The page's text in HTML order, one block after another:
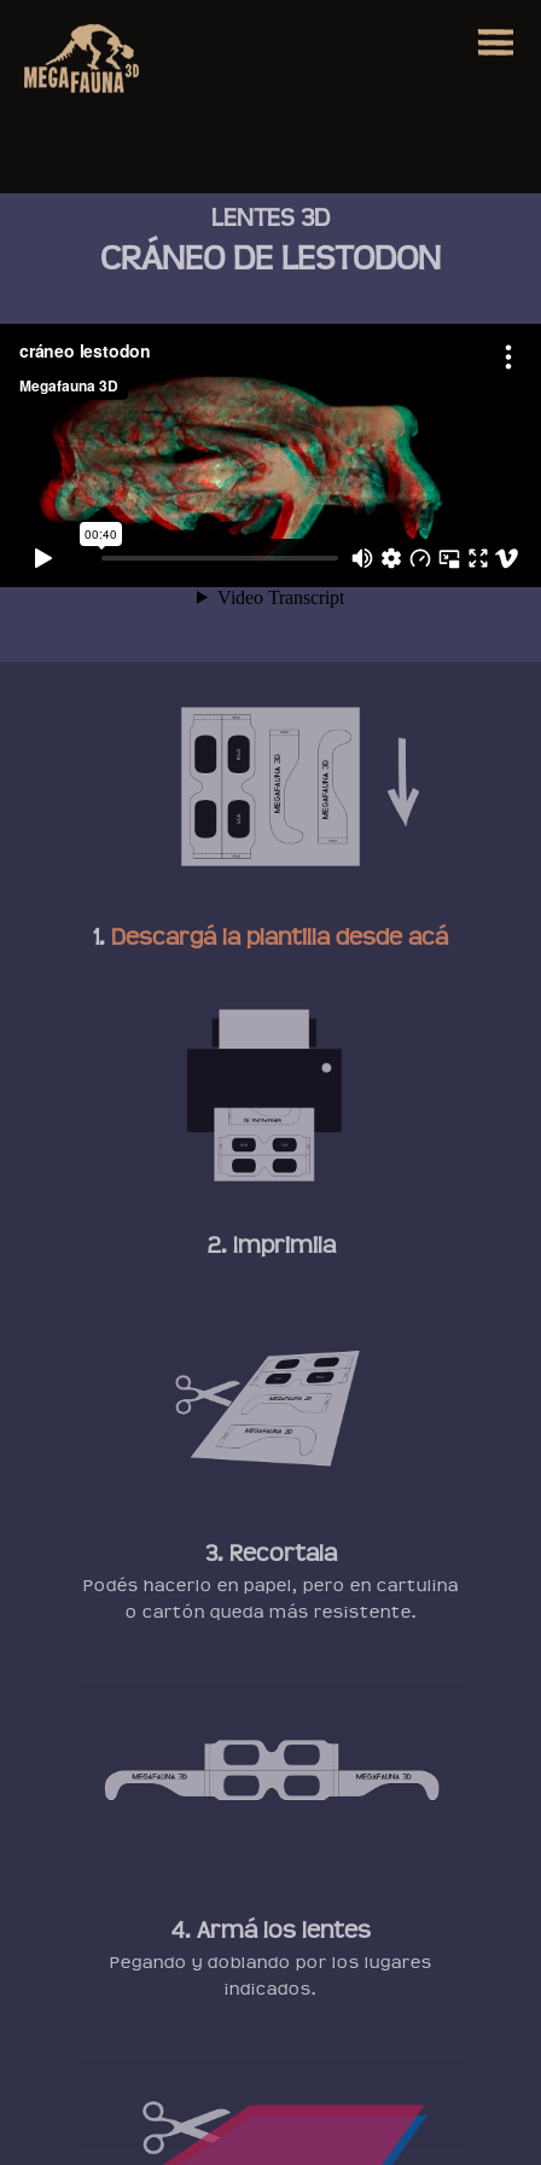
LENTES 3D
CRÁNEO DE LESTODON
1. Descargá la plantilla desde acá
2. Imprimila
3. Recortala
Podés hacerlo en papel, pero en cartulina
o cartón queda más resistente.
4. Armá los lentes
Pegando y doblando por los lugares
indicados.